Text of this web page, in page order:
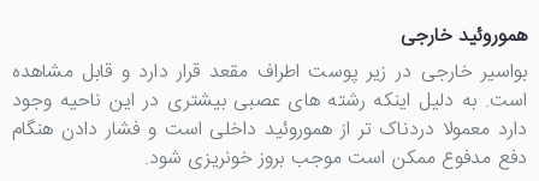
هموروئید خارجی
بواسیر خارجی در زیر پوست اطراف مقعد قرار دارد و قابل مشاهده
است. به دلیل اینکه رشته های عصبی بیشتری در این ناحیه وجود
دارد معمولا دردناک تر از هموروئید داخلی است و فشار دادن هنگام
دفع مدفوع ممکن است موجب بروز خونریزی شود.